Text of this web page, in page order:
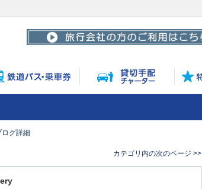
ログ詳細
カテゴリ内の次のページ >>